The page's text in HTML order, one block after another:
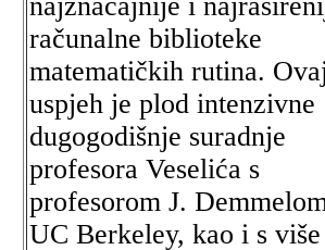
računalne biblioteke
matematičkih rutina.
uspjeh je plod intenzivne
dugogodišnje suradnje
profesora Veselića s
profesorom J.
UC Berkeley, kao i s više